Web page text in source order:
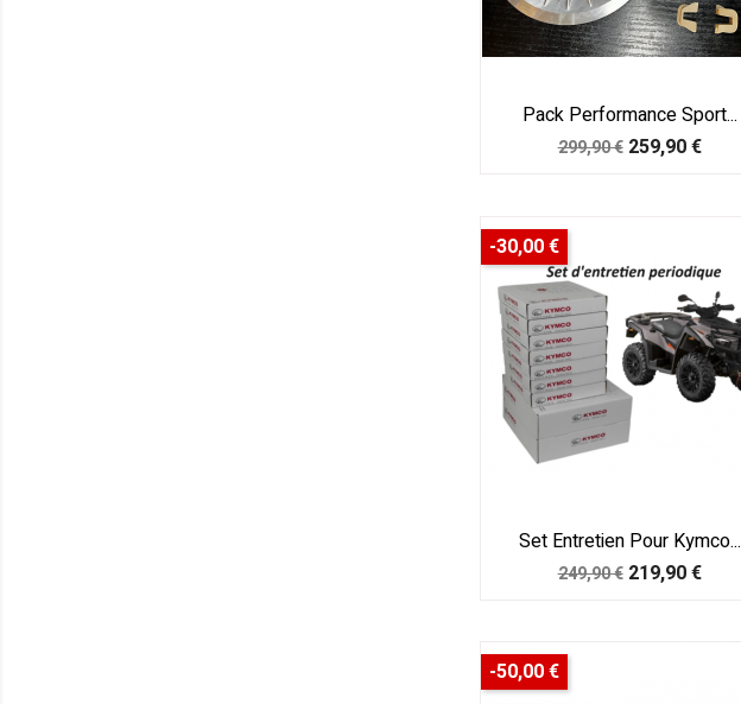
Pack Performance Sport...
Prix
299,90 € Prix
259,90 €
Set Entretien Pour Kymco...
Prix
249,90 € Prix
219,90 €
-30,00 €
-50,00 €